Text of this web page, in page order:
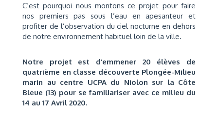
C‘est pourquoi nous montons ce projet pour faire
nos premiers pas sous l’eau en apesanteur et
profiter de l’observation du ciel nocturne en dehors
de notre environnement habituel loin de la ville.
Notre projet est d’emmener 20 élèves de
quatrième en classe découverte Plongée-Milieu
marin au centre UCPA du Niolon sur la Côte
Bleue (13) pour se familiariser avec ce milieu du
14 au 17 Avril 2020.